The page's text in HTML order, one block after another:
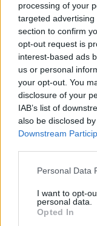
processing of your
targeted
section to confirm
opt-out request is
interest-based ads
us or personal
your opt-out. You
disclosure of your
IAB’s list of
also be disclosed
Downstream
Please note that
not limited to your
grant or deny
use your data for
Personal Data
I want to opt-
personal data.
Opted In
Sergei
táskája
Sergei
fotográfus, aki
Újságíró
elsősorban a
2025 / 12 / 15